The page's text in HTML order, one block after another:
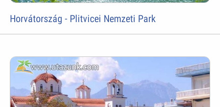
Horvátország - Plitvicei Nemzeti Park